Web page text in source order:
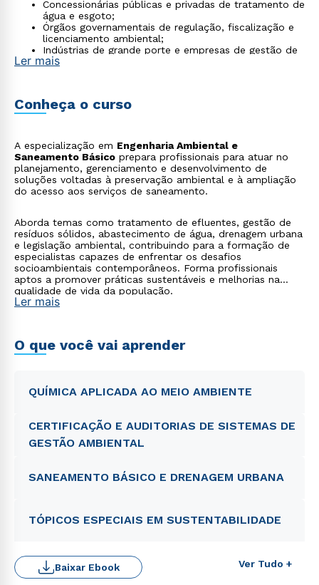
Concessionárias públicas e privadas de tratamento de
água e esgoto;
Órgãos governamentais de regulação, fiscalização e
licenciamento ambiental;
Indústrias de grande porte e empresas de gestão de
resíduos sólidos.
Ler mais
Conheça o curso
A especialização em Engenharia Ambiental e
Saneamento Básico prepara profissionais para atuar no
planejamento, gerenciamento e desenvolvimento de
soluções voltadas à preservação ambiental e à ampliação
do acesso aos serviços de saneamento.
Aborda temas como tratamento de efluentes, gestão de
resíduos sólidos, abastecimento de água, drenagem urbana
e legislação ambiental, contribuindo para a formação de
especialistas capazes de enfrentar os desafios
socioambientais contemporâneos. Forma profissionais
aptos a promover práticas sustentáveis e melhorias na
qualidade de vida da população.
Ler mais
O que você vai aprender
QUÍMICA APLICADA AO MEIO AMBIENTE
CERTIFICAÇÃO E AUDITORIAS DE SISTEMAS DE
GESTÃO AMBIENTAL
SANEAMENTO BÁSICO E DRENAGEM URBANA
TÓPICOS ESPECIAIS EM SUSTENTABILIDADE
Ver Tudo +
Baixar Ebook